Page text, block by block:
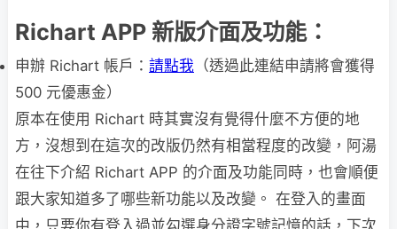
Richart APP 新版介面及功能：
申辦 Richart 帳戶： 請點我 （透過此連結申請將會獲得
500 元優惠金）
原本在使用 Richart 時其實沒有覺得什麼不方便的地
方，沒想到在這次的改版仍然有相當程度的改變，阿湯
在往下介紹 Richart APP 的介面及功能同時，也會順便
跟大家知道多了哪些新功能以及改變。 在登入的畫面
中，只要你有登入過並勾選身分證字號記憶的話，下次